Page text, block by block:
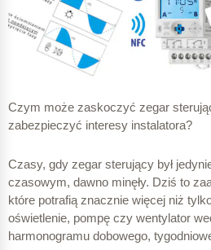
Czym może zaskoczyć zegar
zabezpieczyć interesy instalatora?
Czasy, gdy zegar sterujący był
czasowym, dawno minęły. Dziś to
które potrafią znacznie więcej niż
oświetlenie, pompę czy wentylator
harmonogramu dobowego,